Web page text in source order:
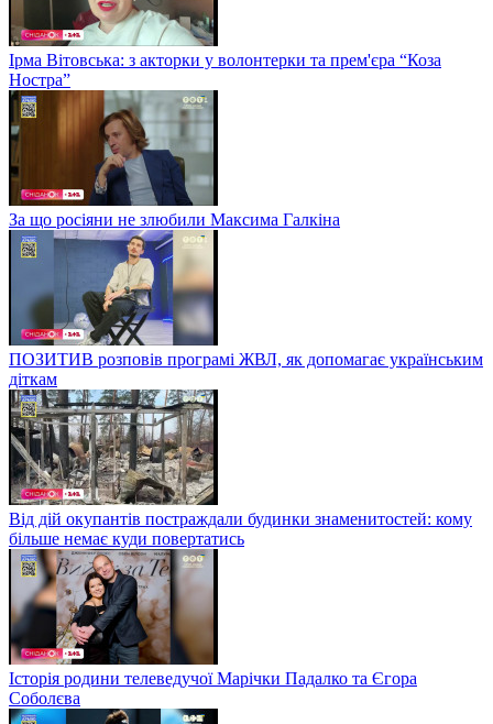
Ірма Вітовська: з акторки у волонтерки та прем'єра “Коза
Ностра”
За що росіяни не злюбили Максима Галкіна
ПОЗИТИВ розповів програмі ЖВЛ, як допомагає українським
діткам
Від дій окупантів постраждали будинки знаменитостей: кому
більше немає куди повертатись
Історія родини телеведучої Марічки Падалко та Єгора
Соболєва